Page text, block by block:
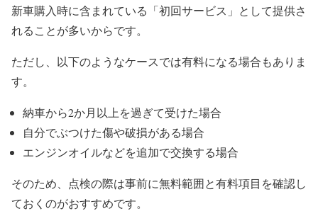
新車購入時に含まれている「初回サービス」として提供さ
れることが多いからです。
ただし、以下のようなケースでは有料になる場合もありま
す。
納車から2か月以上を過ぎて受けた場合
自分でぶつけた傷や破損がある場合
エンジンオイルなどを追加で交換する場合
そのため、点検の際は事前に無料範囲と有料項目を確認し
ておくのがおすすめです。